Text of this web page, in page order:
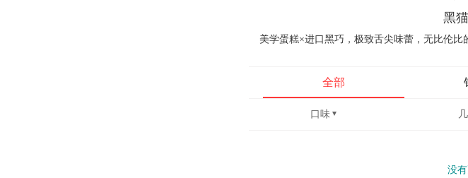
黑
美学蛋糕×进口黑巧，极致舌尖味蕾，无比伦比
全部
口味
没